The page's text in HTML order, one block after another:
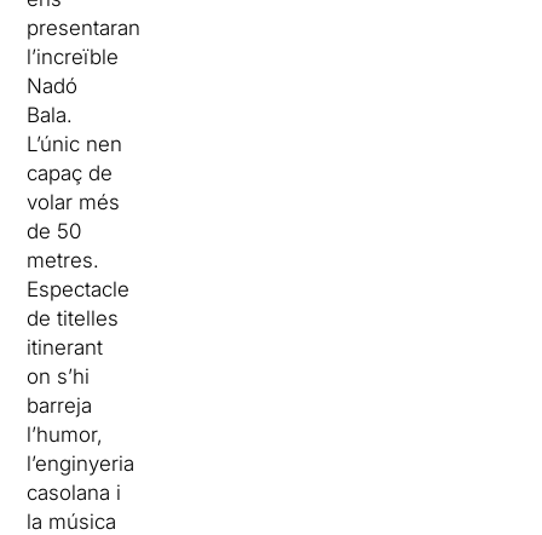
presentaran
l’increïble
Nadó
Bala.
L’únic nen
capaç de
volar més
de 50
metres.
Espectacle
de titelles
itinerant
on s’hi
barreja
l’humor,
l’enginyeria
casolana i
la música